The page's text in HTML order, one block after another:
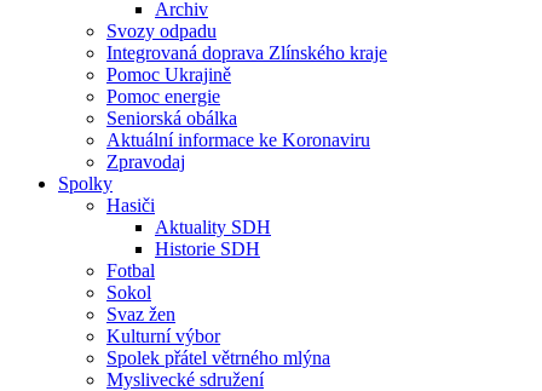
Archiv
Svozy odpadu
Integrovaná doprava Zlínského kraje
Pomoc Ukrajině
Pomoc energie
Seniorská obálka
Aktuální informace ke Koronaviru
Zpravodaj
Spolky
Hasiči
Aktuality SDH
Historie SDH
Fotbal
Sokol
Svaz žen
Kulturní výbor
Spolek přátel větrného mlýna
Myslivecké sdružení